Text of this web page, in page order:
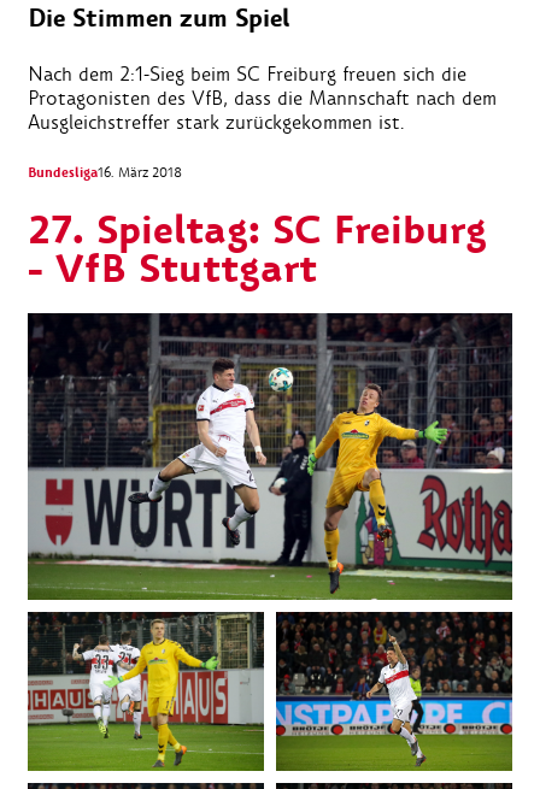
Die Stimmen zum Spiel
Nach dem 2:1-Sieg beim SC Freiburg freuen sich die
Protagonisten des VfB, dass die Mannschaft nach dem
Ausgleichstreffer stark zurückgekommen ist.
Bundesliga16. März 2018
27. Spieltag: SC Freiburg
- VfB Stuttgart